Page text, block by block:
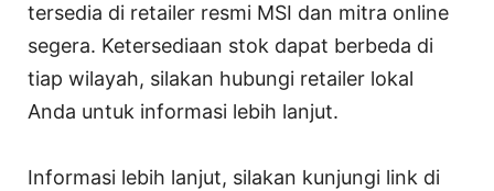
tersedia di retailer resmi MSI dan mitra online
segera. Ketersediaan stok dapat berbeda di
tiap wilayah, silakan hubungi retailer lokal
Anda untuk informasi lebih lanjut.
Informasi lebih lanjut, silakan kunjungi link di